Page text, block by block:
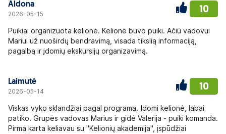
Aldona
2026-05-15 10
Puikiai organizuota kelionė. Kelionė buvo puiki. Ačiū vadovui
Mariui už nuoširdų bendravimą, visada tikslią informaciją,
pagalbą ir įdomių ekskursijų organizavimą.
Laimutė
2026-05-14 10
Viskas vyko sklandžiai pagal programą. Įdomi kelionė, labai
patiko. Grupės vadovas Marius ir gidė Valerija - puiki komanda.
Pirma karta keliavau su "Kelionių akademija", įspūdžiai